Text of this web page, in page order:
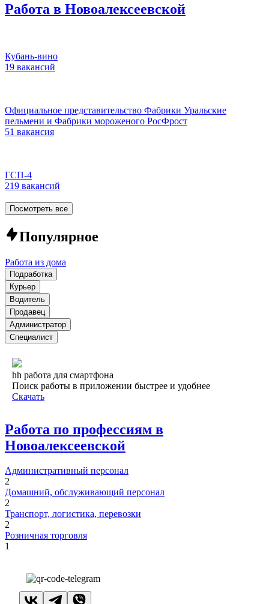
Работа в Новоалексеевской
Кубань-вино
19 вакансий
Официальное представительство Фабрики Уральские
пельмени и Фабрики мороженого РосФрост
51 вакансия
ГСП-4
219 вакансий
Посмотреть все
Популярное
Работа из дома
Подработка
Курьер
Водитель
Продавец
Администратор
Специалист
hh работа для смартфона
Поиск работы в приложении быстрее и удобнее
Скачать
Работа по профессиям в
Новоалексеевской
Административный персонал
2
Домашний, обслуживающий персонал
2
Транспорт, логистика, перевозки
2
Розничная торговля
1